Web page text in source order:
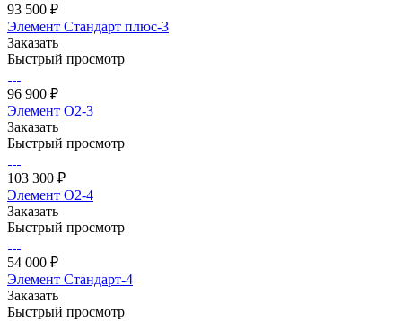
93 500 ₽
Элемент Стандарт плюс-3
Заказать
Быстрый просмотр
96 900 ₽
Элемент О2-3
Заказать
Быстрый просмотр
103 300 ₽
Элемент О2-4
Заказать
Быстрый просмотр
54 000 ₽
Элемент Стандарт-4
Заказать
Быстрый просмотр